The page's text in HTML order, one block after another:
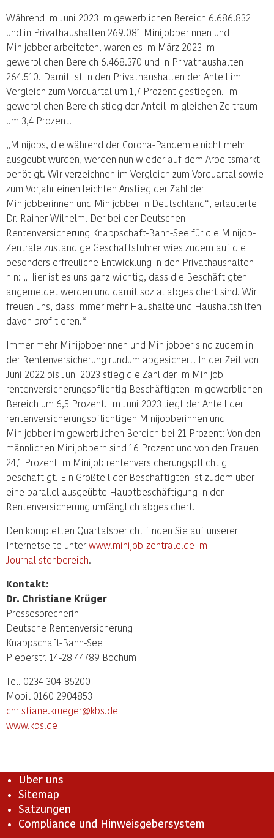
Während im Juni 2023 im gewerblichen Bereich 6.686.832
und in Privathaushalten 269.081 Minijobberinnen und
Minijobber arbeiteten, waren es im März 2023 im
gewerblichen Bereich 6.468.370 und in Privathaushalten
264.510. Damit ist in den Privathaushalten der Anteil im
Vergleich zum Vorquartal um 1,7 Prozent gestiegen. Im
gewerblichen Bereich stieg der Anteil im gleichen Zeitraum
um 3,4 Prozent.
„Minijobs, die während der Corona-Pandemie nicht mehr
ausgeübt wurden, werden nun wieder auf dem Arbeitsmarkt
benötigt. Wir verzeichnen im Vergleich zum Vorquartal sowie
zum Vorjahr einen leichten Anstieg der Zahl der
Minijobberinnen und Minijobber in Deutschland“, erläuterte
Dr. Rainer Wilhelm. Der bei der Deutschen
Rentenversicherung Knappschaft-Bahn-See für die Minijob-
Zentrale zuständige Geschäftsführer wies zudem auf die
besonders erfreuliche Entwicklung in den Privathaushalten
hin: „Hier ist es uns ganz wichtig, dass die Beschäftigten
angemeldet werden und damit sozial abgesichert sind. Wir
freuen uns, dass immer mehr Haushalte und Haushaltshilfen
davon profitieren.“
Immer mehr Minijobberinnen und Minijobber sind zudem in
der Rentenversicherung rundum abgesichert. In der Zeit von
Juni 2022 bis Juni 2023 stieg die Zahl der im Minijob
rentenversicherungspflichtig Beschäftigten im gewerblichen
Bereich um 6,5 Prozent. Im Juni 2023 liegt der Anteil der
rentenversicherungspflichtigen Minijobberinnen und
Minijobber im gewerblichen Bereich bei 21 Prozent: Von den
männlichen Minijobbern sind 16 Prozent und von den Frauen
24,1 Prozent im Minijob rentenversicherungspflichtig
beschäftigt. Ein Großteil der Beschäftigten ist zudem über
eine parallel ausgeübte Hauptbeschäftigung in der
Rentenversicherung umfänglich abgesichert.
Den kompletten Quartalsbericht finden Sie auf unserer
Internetseite unter www.minijob-zentrale.de im
Journalistenbereich.
Kontakt:
Dr. Christiane Krüger
Pressesprecherin
Deutsche Rentenversicherung
Knappschaft-Bahn-See
Pieperstr. 14-28 44789 Bochum
Tel. 0234 304-85200
Mobil 0160 2904853
christiane.krueger@kbs.de
www.kbs.de
Über uns
Sitemap
Satzungen
Compliance und Hinweisgebersystem